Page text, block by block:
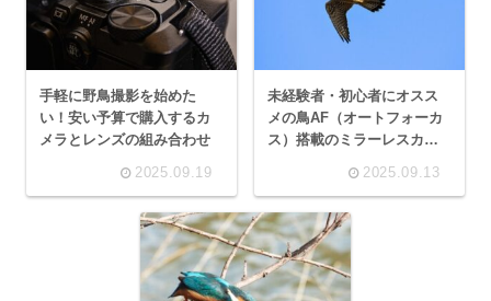
手軽に野鳥撮影を始めた
い！安い予算で購入するカ
メラとレンズの組み合わせ
2025.09.19
未経験者・初心者にオスス
メの鳥AF（オートフォーカ
ス）搭載のミラーレスカメ
2025.09.13